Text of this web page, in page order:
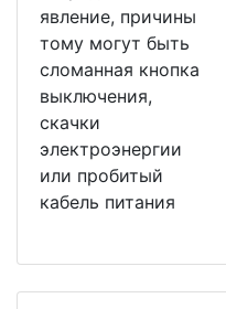
явление, причины
тому могут быть
сломанная кнопка
выключения,
скачки
электроэнергии
или пробитый
кабель питания